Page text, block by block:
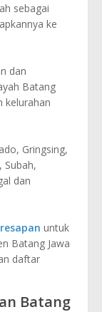
sebagai
ke
dan
Batang
kelurahan
Gringsing,
Subah,
dan
untuk
Batang Jawa
daftar
Batang